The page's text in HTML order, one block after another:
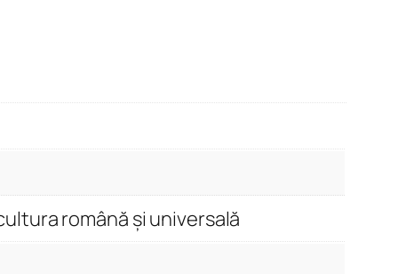
română și universală